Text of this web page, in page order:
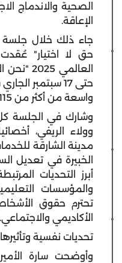
الصحية والاندماج
الإعاقة.
جاء ذلك خلال جلسة
حق لا اختيار"
العالمي
حتى 17 سبتمبر
واسعة من أكثر من 115 دولة.
وشارك في الجلسة كل
وولاء الريفي،
مدينة الشارقة
الخبيرة في تعديل
أبرز التحديات
والمؤسسات
تحترم حقوق
الأكاديمي والاجتماعي.
تحديات نفسية
وأوضحت سارة